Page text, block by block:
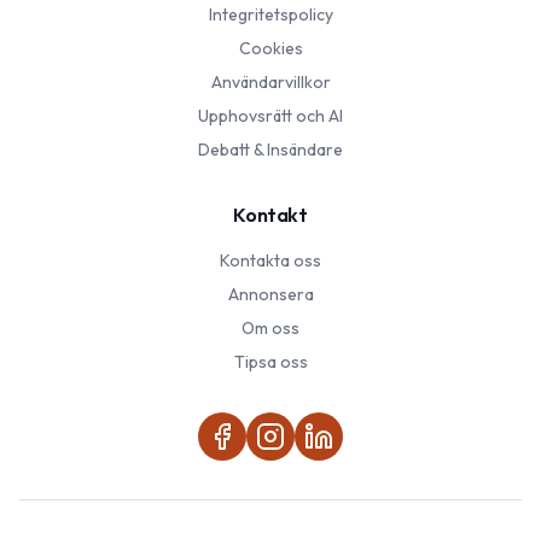
Integritetspolicy
Cookies
Användarvillkor
Upphovsrätt och AI
Debatt & Insändare
Kontakt
Kontakta oss
Annonsera
Om oss
Tipsa oss